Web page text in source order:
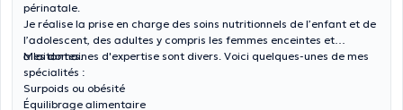
périnatale.
Je réalise la prise en charge des soins nutritionnels de l’enfant et de
l’adolescent, des adultes y compris les femmes enceintes et
allaitantes.
Mes domaines d'expertise sont divers. Voici quelques-unes de mes
spécialités :
Surpoids ou obésité
Équilibrage alimentaire